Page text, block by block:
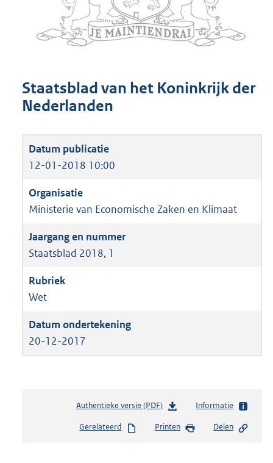
Staatsblad van het Koninkrijk der
Nederlanden
12-01-2018 10:00
Ministerie van Economische Zaken en Klimaat
Staatsblad 2018, 1
Wet
20-12-2017
Authentieke versie (PDF)b
s
Informatie
Gerelateerd Printen Delen